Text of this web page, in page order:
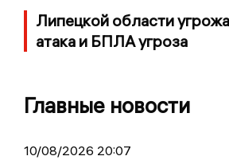
Липецкой области
атака и БПЛА угроза
Главные новости
10/08/2026 20:07